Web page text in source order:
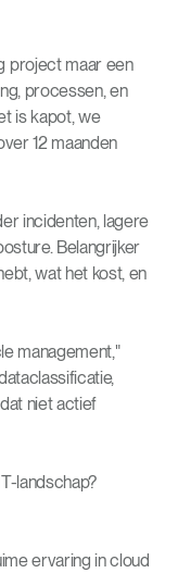
project maar een
processen, en
is kapot, we
12 maanden
incidenten, lagere
Belangrijker
wat het kost, en
management,"
niet actief
landschap?
ervaring in cloud